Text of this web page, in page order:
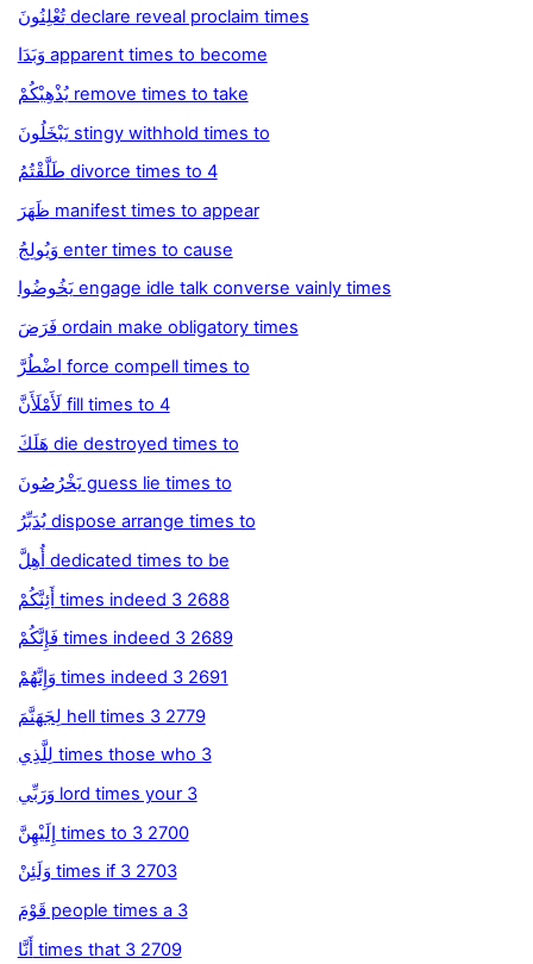
تُعْلِنُونَ declare reveal proclaim times
وَبَدَا apparent times to become
يُذْهِبْكُمْ remove times to take
يَبْخَلُونَ stingy withhold times to
طَلَّقْتُمُ divorce times to 4
ظَهَرَ manifest times to appear
وَيُولِجُ enter times to cause
يَخُوضُوا engage idle talk converse vainly times
فَرَضَ ordain make obligatory times
اضْطُرَّ force compell times to
لَأَمْلَأَنَّ fill times to 4
هَلَكَ die destroyed times to
يَخْرُصُونَ guess lie times to
يُدَبِّرُ dispose arrange times to
أُهِلَّ dedicated times to be
أَئِنَّكُمْ times indeed 3 2688
فَإِنَّكُمْ times indeed 3 2689
وَإِنَّهُمْ times indeed 3 2691
لِجَهَنَّمَ hell times 3 2779
لِلَّذِي times those who 3
وَرَبِّي lord times your 3
إِلَيْهِنَّ times to 3 2700
وَلَئِنْ times if 3 2703
قَوْمَ people times a 3
أَنَّا times that 3 2709